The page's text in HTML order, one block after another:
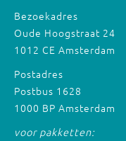
Bezoekadres
Oude Hoogstraat 24
1012 CE Amsterdam
Postadres
Postbus 1628
1000 BP Amsterdam
voor pakketten: